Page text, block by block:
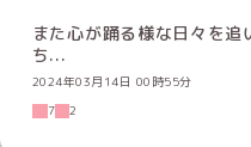
また心が踊る様な日々を追
ち...
2024年03月14日 00時55分
7
2